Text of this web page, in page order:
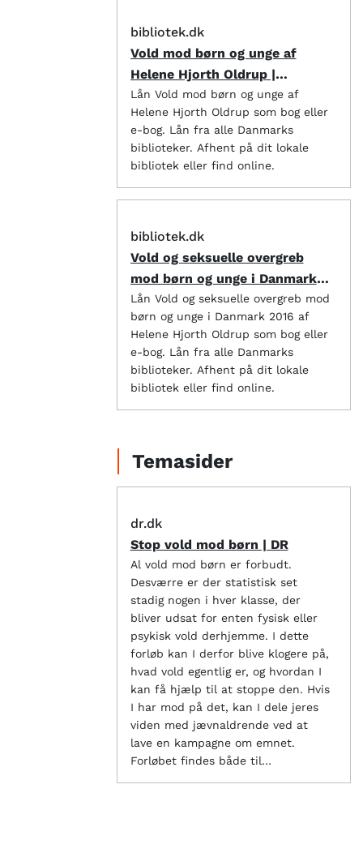
bibliotek.dk
Vold mod børn og unge af
Helene Hjorth Oldrup |
bibliotek.dk
Lån Vold mod børn og unge af
Helene Hjorth Oldrup som bog eller
e-bog. Lån fra alle Danmarks
biblioteker. Afhent på dit lokale
bibliotek eller find online.
bibliotek.dk
Vold og seksuelle overgreb
mod børn og unge i Danmark
2016 af Helene Hjorth Oldrup |
bibliotek.dk
Lån Vold og seksuelle overgreb mod
børn og unge i Danmark 2016 af
Helene Hjorth Oldrup som bog eller
e-bog. Lån fra alle Danmarks
biblioteker. Afhent på dit lokale
bibliotek eller find online.
Temasider
dr.dk
Stop vold mod børn | DR
Al vold mod børn er forbudt.
Desværre er der statistisk set
stadig nogen i hver klasse, der
bliver udsat for enten fysisk eller
psykisk vold derhjemme. I dette
forløb kan I derfor blive klogere på,
hvad vold egentlig er, og hvordan I
kan få hjælp til at stoppe den. Hvis
I har mod på det, kan I dele jeres
viden med jævnaldrende ved at
lave en kampagne om emnet.
Forløbet findes både til